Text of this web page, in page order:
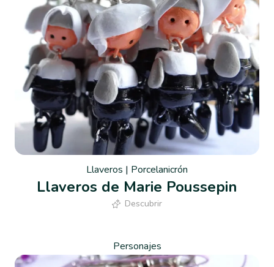
Llaveros | Porcelanicrón
Llaveros de Marie Poussepin
Descubrir
Personajes